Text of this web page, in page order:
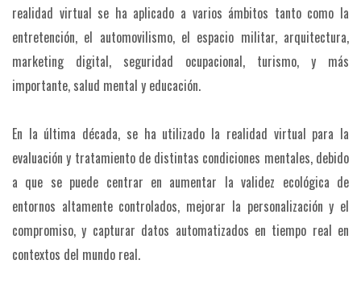
realidad virtual se ha aplicado a varios ámbitos tanto como la
entretención, el automovilismo, el espacio militar, arquitectura,
marketing digital, seguridad ocupacional, turismo, y más
importante, salud mental y educación.
En la última década, se ha utilizado la realidad virtual para la
evaluación y tratamiento de distintas condiciones mentales, debido
a que se puede centrar en aumentar la validez ecológica de
entornos altamente controlados, mejorar la personalización y el
compromiso, y capturar datos automatizados en tiempo real en
contextos del mundo real.